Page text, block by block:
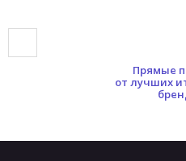
Прямые
от лучших